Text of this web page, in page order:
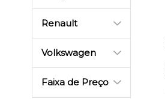
Renault
Volkswagen
Faixa de Preço